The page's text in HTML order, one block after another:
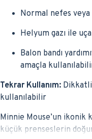
Normal nefes
Helyum gazı ile
Balon bandı
amaçla
Tekrar Kullanım:
kullanılabilir
Minnie Mouse’un ikonik
küçük prenseslerin